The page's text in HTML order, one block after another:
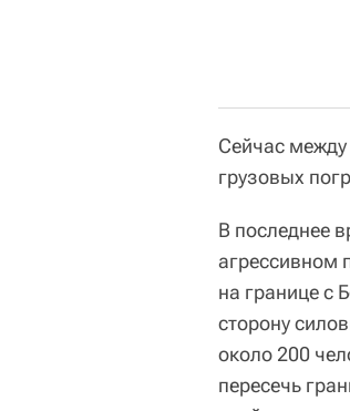
Сейчас
грузовых
В последнее
агрессивном
на границе с
сторону
около 200
пересечь